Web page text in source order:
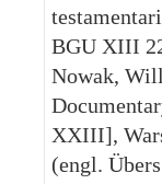
BGU XIII
Nowak,
XXIII],
(engl.